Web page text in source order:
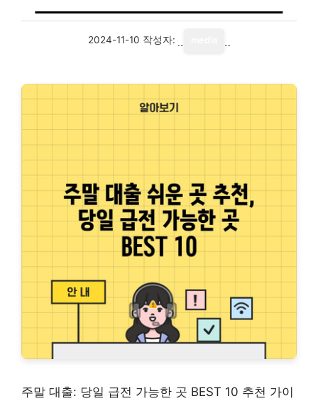
2024-11-10 작성자:
주말 대출: 당일 급전 가능한 곳 BEST 10 추천 가이